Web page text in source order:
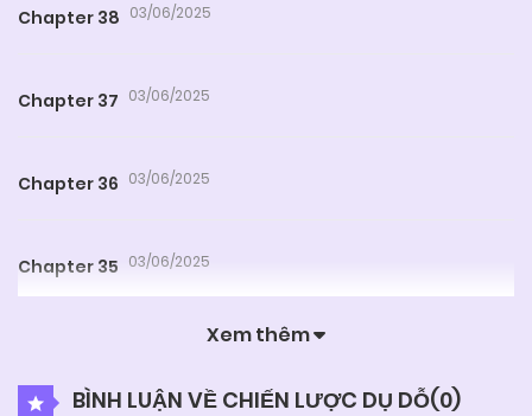
Chapter 38 03/06/2025
Chapter 37 03/06/2025
Chapter 36 03/06/2025
Chapter 35 03/06/2025
03/06/2025Xem thêm
BÌNH LUẬN VỀ CHIẾN LƯỢC DỤ DỖ(0)